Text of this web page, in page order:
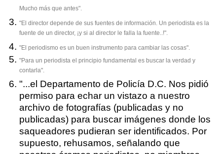
Mucho más que antes".
"El director depende de sus fuentes de información. Un periodista es la
fuente de un director, ¡y si al director le falla la fuente..!".
"El periodismo es un buen instrumento para cambiar las cosas".
"Para un periodista el principio fundamental es buscar la verdad y
contarla".
"...el Departamento de Policía D.C. Nos pidió
permiso para echar un vistazo a nuestro
archivo de fotografías (publicadas y no
publicadas) para buscar imágenes donde los
saqueadores pudieran ser identificados. Por
supuesto, rehusamos, señalando que